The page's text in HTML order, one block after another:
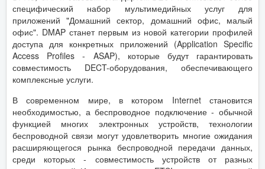
специфический набор мультимедийных услуг для
приложений "Домашний сектор, домашний офис, малый
офис". DMAP станет первым из новой категории профилей
доступа для конкретных приложений (Application Specific
Access Profiles - ASAP), которые будут гарантировать
совместимость DECT-оборудования, обеспечивающего
комплексные услуги.
В современном мире, в котором Internet становится
необходимостью, а беспроводное подключение - обычной
функцией многих электронных устройств, технологии
беспроводной связи могут удовлетворить многие ожидания
расширяющегося рынка беспроводной передачи данных,
среди которых - совместимость устройств от разных